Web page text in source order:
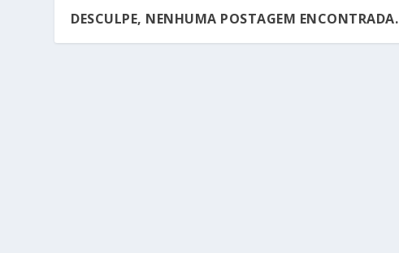
DESCULPE, NENHUMA POSTAGEM ENCONTRADA.